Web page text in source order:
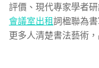
評價、現代專家學者
會議室出租詞楹聯為
更多人清楚書法藝術